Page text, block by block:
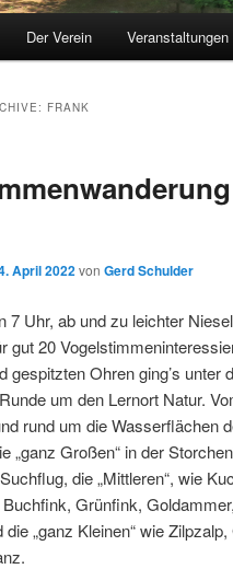
Der Verein Veranstaltungen
FRANK
April 2022von Gerd Schulder
7 Uhr, ab und zu leichter
gut 20
gespitzten Ohren ging’s
um den Lernort Natur.
rund um die Wasserflächen
„ganz Großen“ in der
die „Mittleren“, wie
Buchfink, Grünfink,
„ganz Kleinen“ wie